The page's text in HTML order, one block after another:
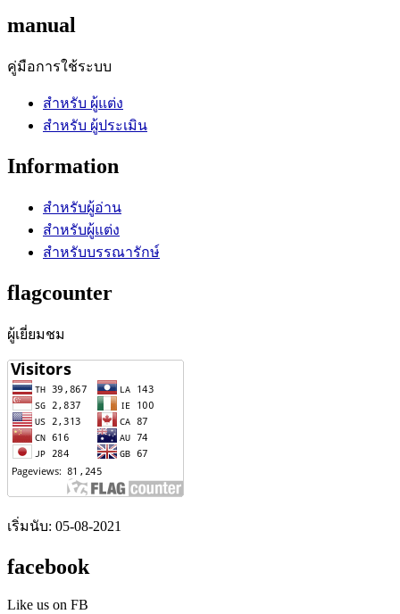
manual
คู่มือการใช้ระบบ
สำหรับ ผู้แต่ง
สำหรับ ผู้ประเมิน
Information
สำหรับผู้อ่าน
สำหรับผู้แต่ง
สำหรับบรรณารักษ์
flagcounter
ผู้เยี่ยมชม
เริ่มนับ: 05-08-2021
facebook
Like us on FB